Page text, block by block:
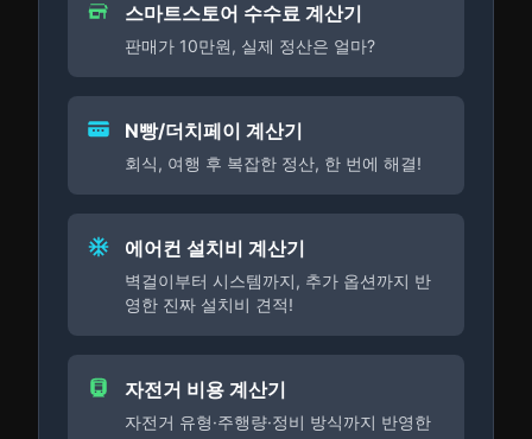
스마트스토어 수수료 계산기
판매가 10만원, 실제 정산은 얼마?
N빵/더치페이 계산기
회식, 여행 후 복잡한 정산, 한 번에 해결!
에어컨 설치비 계산기
벽걸이부터 시스템까지, 추가 옵션까지 반
영한 진짜 설치비 견적!
자전거 비용 계산기
자전거 유형·주행량·정비 방식까지 반영한